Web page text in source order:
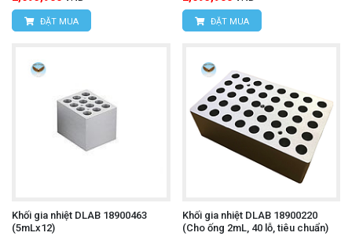
ĐẶT MUA ĐẶT MUA
Khối gia nhiệt DLAB 18900463
(5mLx12)
Khối gia nhiệt DLAB 18900220
(Cho ống 2mL, 40 lỗ, tiêu chuẩn)